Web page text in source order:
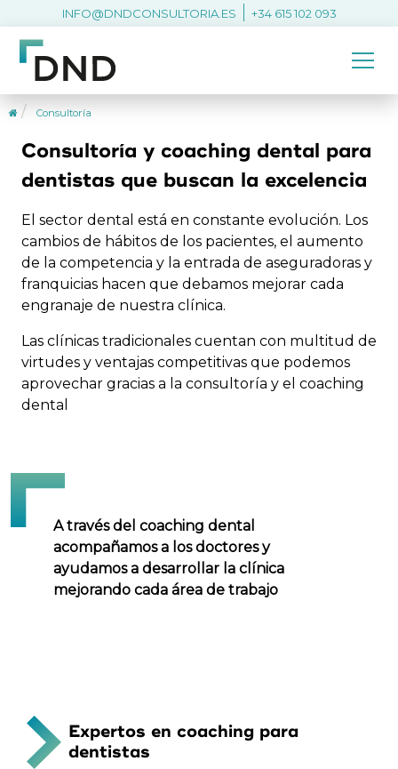
INFO@DNDCONSULTORIA.ES +34 615 102 093
Consultoría
Consultoría y coaching dental para
dentistas que buscan la excelencia
El sector dental está en constante evolución. Los
cambios de hábitos de los pacientes, el aumento
de la competencia y la entrada de aseguradoras y
franquicias hacen que debamos mejorar cada
engranaje de nuestra clínica.
Las clínicas tradicionales cuentan con multitud de
virtudes y ventajas competitivas que podemos
aprovechar gracias a la consultoría y el coaching
dental
A través del coaching dental
acompañamos a los doctores y
ayudamos a desarrollar la clínica
mejorando cada área de trabajo
Expertos en coaching para
dentistas